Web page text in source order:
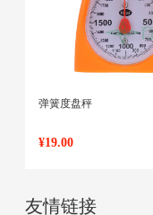
弹簧度盘秤
¥19.00
友情链接